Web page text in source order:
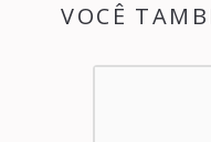
VOCÊ